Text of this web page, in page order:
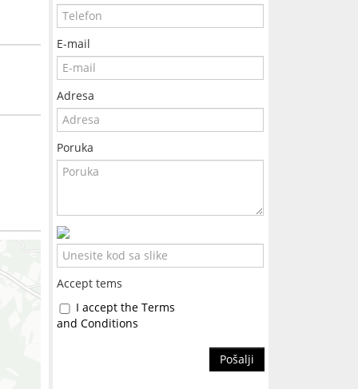
E-mail
Adresa
Poruka
Accept tems
I accept the Terms
and Conditions
Pošalji